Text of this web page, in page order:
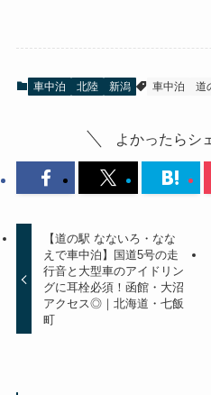
車中泊 北陸 新潟 車中泊 道
よかったらシ
【道の駅 なないろ・なな
えで車中泊】国道5号の走
行音と大型車のアイドリン
グに耳栓必須！函館・大沼
アクセス◎｜北海道・七飯
町